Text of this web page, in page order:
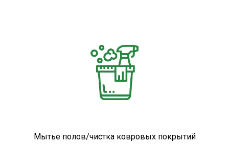
Мытье полов/чистка ковровых покрытий